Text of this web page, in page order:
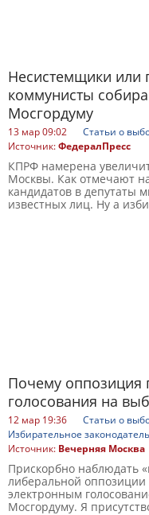
Несистемщики или
коммунисты
Мосгордуму
13 мар 09:02 Статьи о
Источник:ФедералПресс
КПРФ намерена
Москвы. Как отмечают
кандидатов в депутаты
известных лиц. Ну а
Почему оппозиция
голосования на
12 мар 19:36 Статьи о
Избирательное
Источник: Вечерняя Москва
Прискорбно наблюдать
либеральной оппозиции
электронным
Мосгордуму. Я